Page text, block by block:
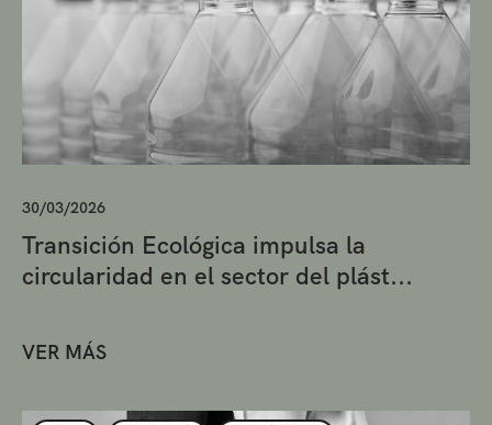
30/03/2026
Transición Ecológica impulsa la
circularidad en el sector del plást...
VER MÁS